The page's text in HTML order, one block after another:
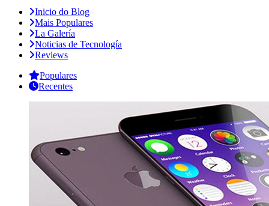
Inicio do Blog
Mais Populares
La Galería
Noticias de Tecnología
Reviews
Populares
Recentes